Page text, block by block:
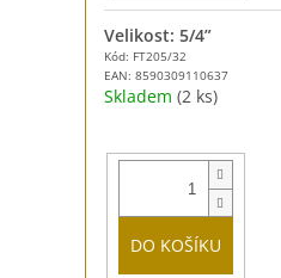
Kód: FT205/32
EAN: 8590309110637
Velikost: 5/4”
Skladem (2 ks)
DO KOŠÍKU